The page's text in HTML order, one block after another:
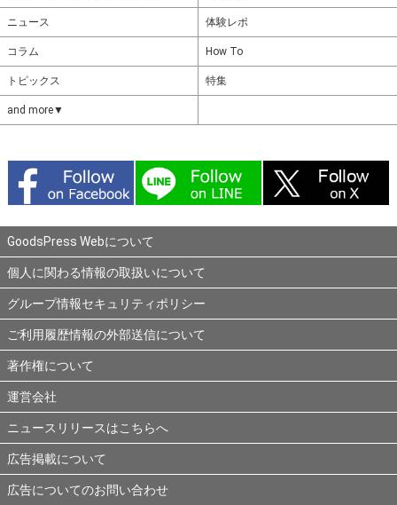
ニュース 体験レポ
コラム How To
トピックス 特集
and more▼
GoodsPress Webについて
個人に関わる情報の取扱いについて
グループ情報セキュリティポリシー
ご利用履歴情報の外部送信について
著作権について
運営会社
ニュースリリースはこちらへ
広告掲載について
広告についてのお問い合わせ